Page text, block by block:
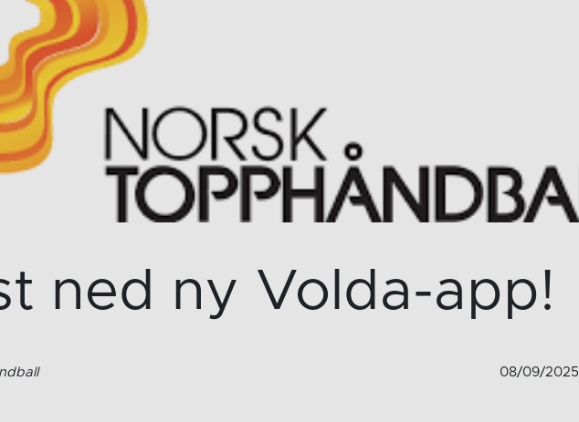
ned ny Volda-app!
08/09/2025